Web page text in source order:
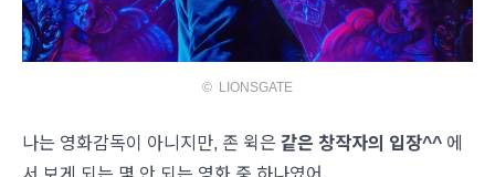
© LIONSGATE
나는 영화감독이 아니지만, 존 윅은 같은 창작자의 입장^^ 에